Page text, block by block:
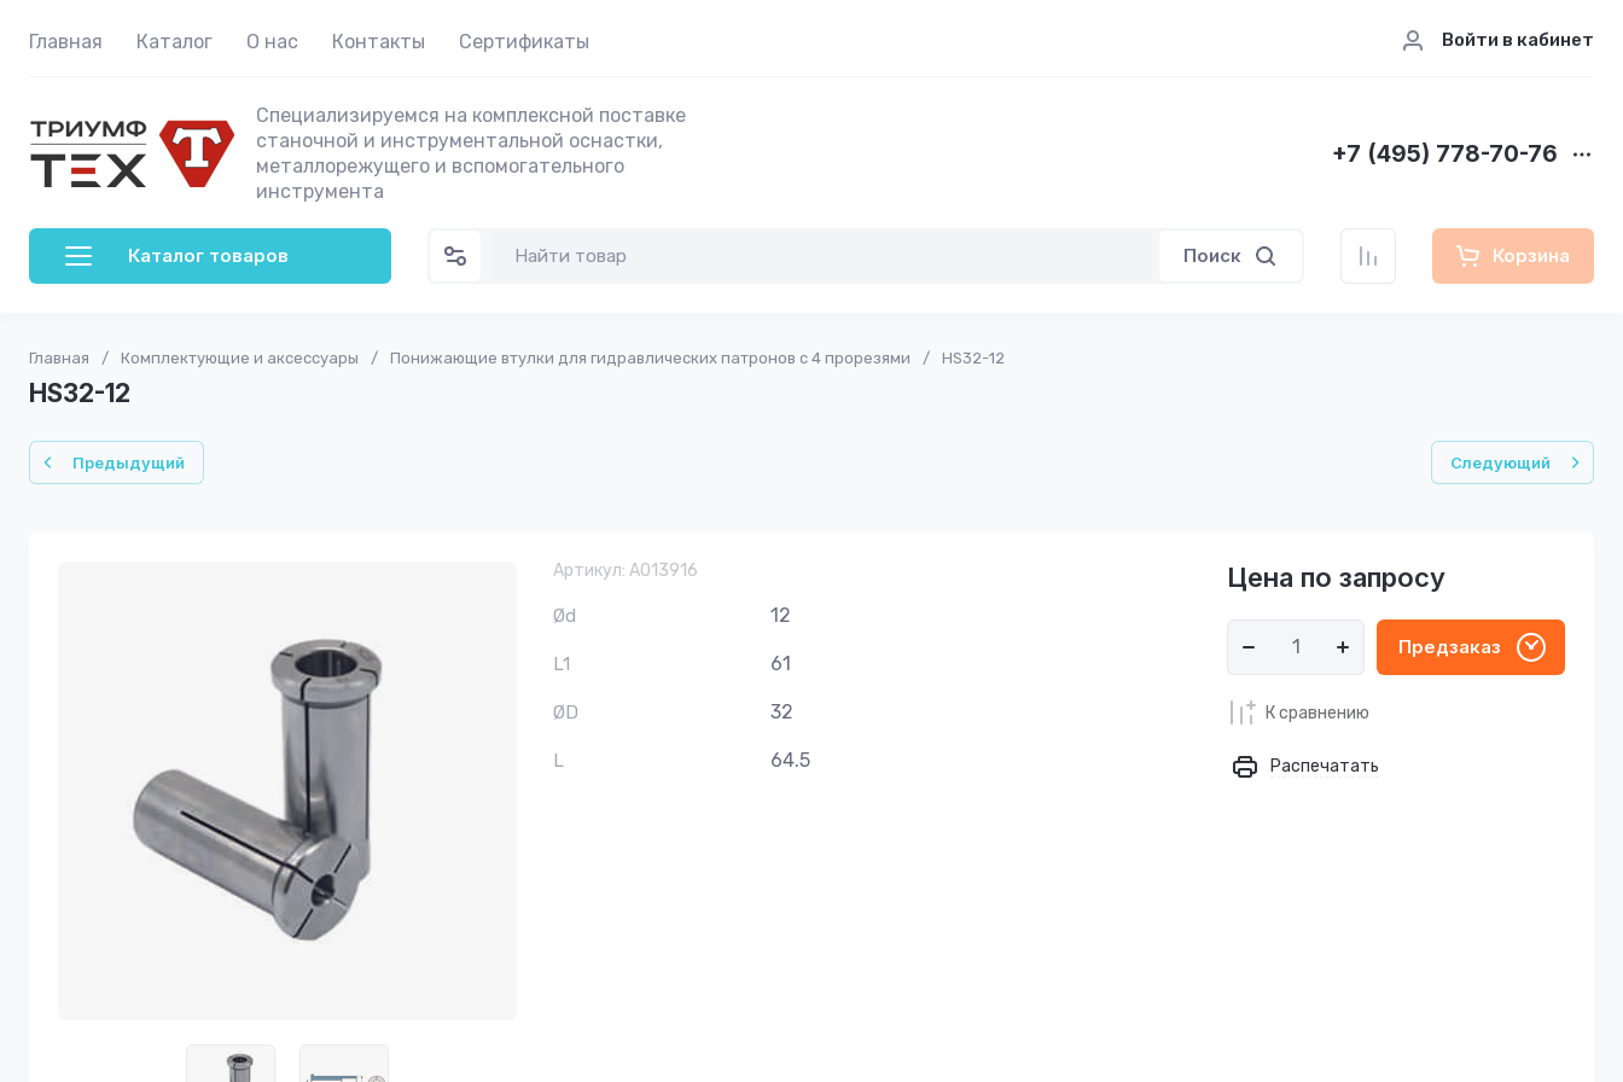
Главная Каталог О нас Контакты Сертификаты Войти в кабинет
Специализируемся на комплексной поставке
станочной и инструментальной оснастки,
металлорежущего и вспомогательного
инструмента
+7 (495) 778-70-76
Каталог товаров Поиск Корзина
Главная / Комплектующие и аксессуары / Понижающие втулки для гидравлических патронов с 4 прорезями / HS32-12
HS32-12
Предыдущий Следующий
Артикул: A013916
Ød 12
L1 61
ØD 32
L 64.5
Цена по запросу
Предзаказ
К сравнению
Распечатать